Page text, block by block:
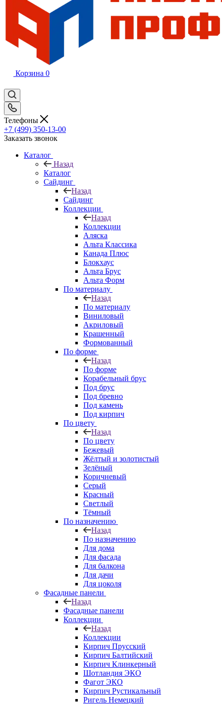
Корзина 0
Телефоны
+7 (499) 350-13-00
Заказать звонок
Каталог
Назад
Каталог
Сайдинг
Назад
Сайдинг
Коллекции
Назад
Коллекции
Аляска
Альта Классика
Канада Плюс
Блокхаус
Альта Брус
Альта Форм
По материалу
Назад
По материалу
Виниловый
Акриловый
Крашенный
Формованный
По форме
Назад
По форме
Корабельный брус
Под брус
Под бревно
Под камень
Под кирпич
По цвету
Назад
По цвету
Бежевый
Жёлтый и золотистый
Зелёный
Коричневый
Серый
Красный
Светлый
Тёмный
По назначению
Назад
По назначению
Для дома
Для фасада
Для балкона
Для дачи
Для цоколя
Фасадные панели
Назад
Фасадные панели
Коллекции
Назад
Коллекции
Кирпич Прусский
Кирпич Балтийский
Кирпич Клинкерный
Шотландия ЭКО
Фагот ЭКО
Кирпич Рустикальный
Ригель Немецкий